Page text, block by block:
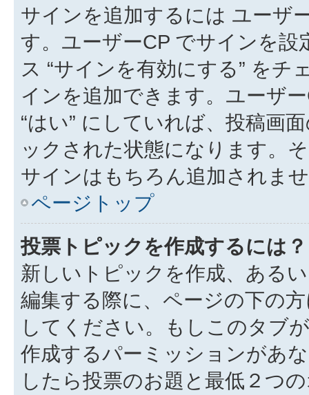
サインを追加するには ユーザ
す。ユーザーCP でサインを
ス “サインを有効にする” を
インを追加できます。ユーザ
“はい” にしていれば、投稿画
ックされた状態になります。
サインはもちろん追加されま
ページトップ
投票トピックを作成するには？
新しいトピックを作成、ある
編集する際に、ページの下の
してください。もしこのタブ
作成するパーミッションがあ
したら投票のお題と最低２つ